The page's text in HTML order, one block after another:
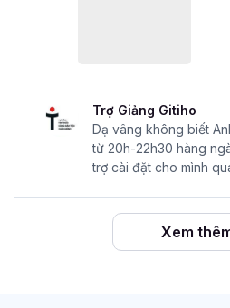
Trợ Giảng Gitiho
Dạ vâng không biết
từ 20h-22h30 hàng
trợ cài đặt cho mình
Xem